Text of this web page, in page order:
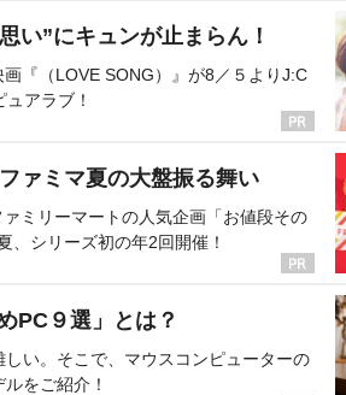
い”にキュンが止まらん！
『（LOVE SONG）』が8／５よりJ:C
アラブ！
ァミマ夏の大盤振る舞い
ミリーマートの人気企画「お値段その
、シリーズ初の年2回開催！
PC９選」とは？
い。そこで、マウスコンピューターの
をご紹介！